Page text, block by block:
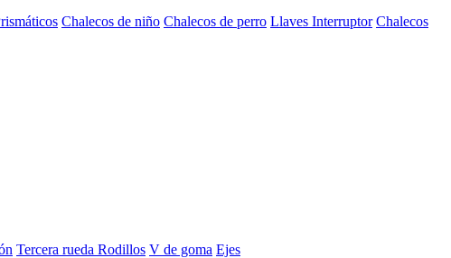
Chalecos de niño Chalecos de perro Llaves Interruptor Chalecos
Tercera rueda Rodillos V de goma Ejes